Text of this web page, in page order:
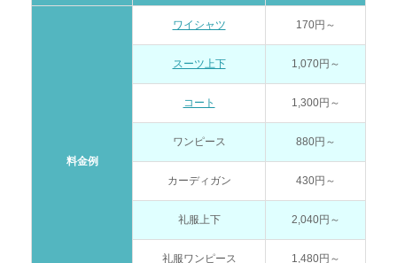
料金例
ワイシャツ 170円～
スーツ上下 1,070円～
コート 1,300円～
ワンピース 880円～
カーディガン 430円～
礼服上下 2,040円～
礼服ワンピース 1,480円～